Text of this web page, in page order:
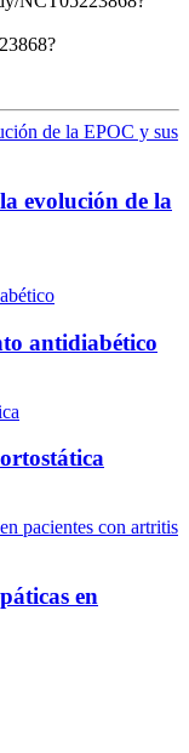
evolución de la
antidiabético
en